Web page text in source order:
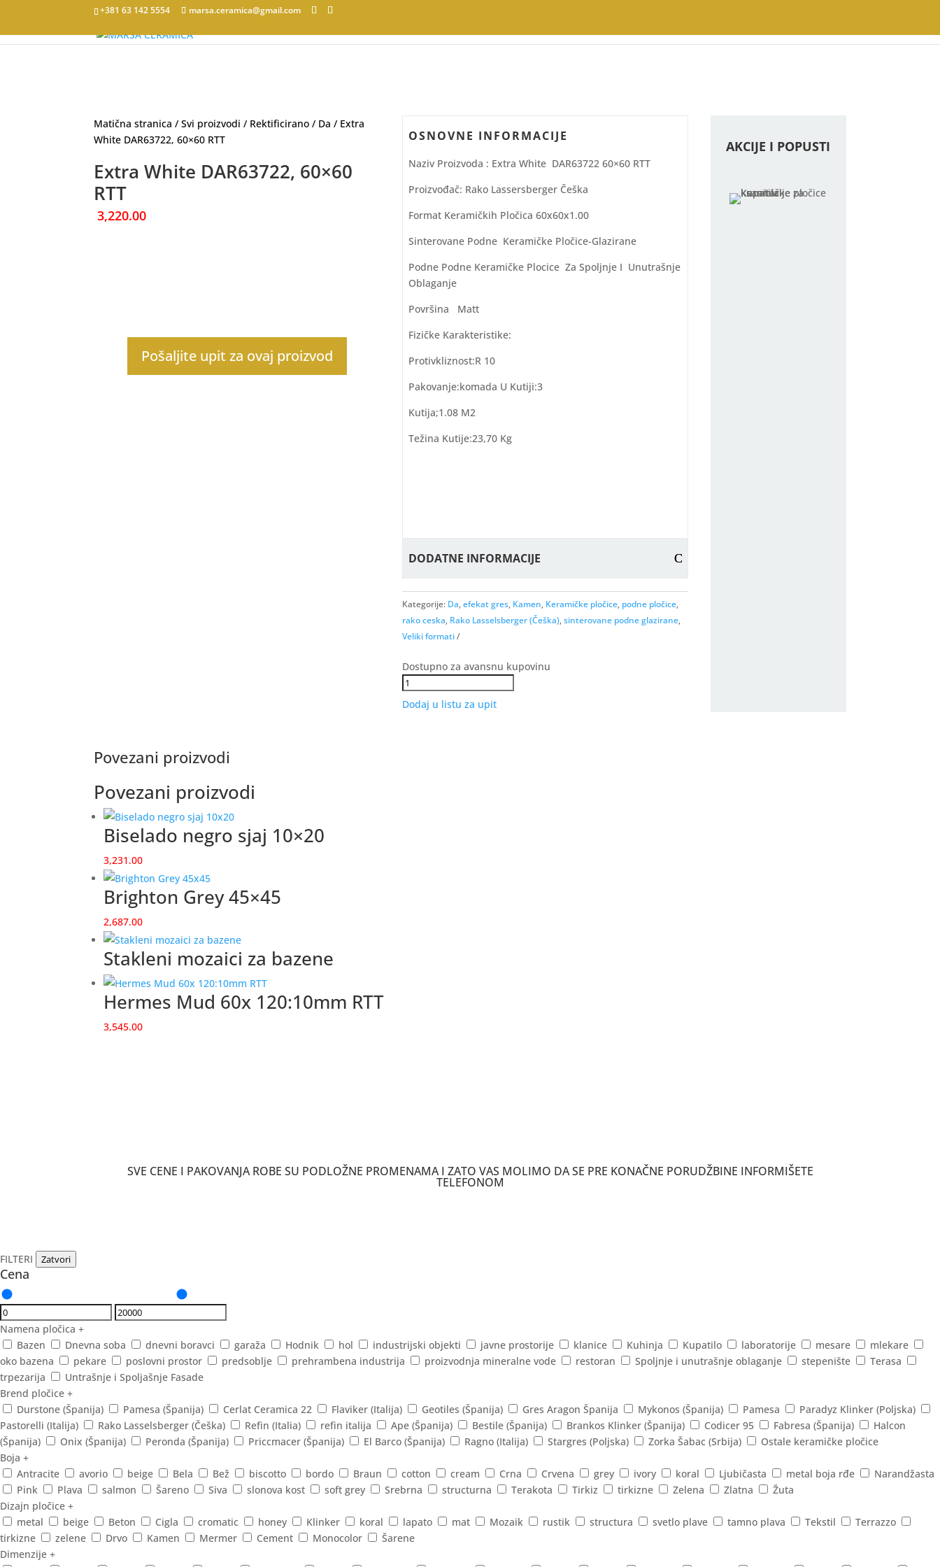
+381 63 142 5554 marsa.ceramica@gmail.com
Matična stranica /Svi proizvodi / Rektificirano / Da / Extra
White DAR63722, 60×60 RTT
Extra White DAR63722, 60×60
RTT
3,220.00
Pošaljite upit za ovaj proizvod
OSNOVNE INFORMACIJE
Naziv Proizvoda : Extra White DAR63722 60×60 RTT
Proizvođač: Rako Lassersberger Češka
Format Keramičkih Pločica 60x60x1.00
Sinterovane Podne Keramičke Pločice-Glazirane
Podne Podne Keramičke Plocice Za Spoljnje I Unutrašnje
Oblaganje
Površina Matt
Fizičke Karakteristike:
Protivkliznost:R 10
Pakovanje:komada U Kutiji:3
Kutija;1.08 M2
Težina Kutije:23,70 Kg
DODATNE INFORMACIJE
Kategorije: Da,efekat gres, Kamen, Keramičke pločice, podne pločice,
rako ceska, Rako Lasselsberger (Češka),sinterovane podne glazirane,
Veliki formati
Dostupno za avansnu kupovinu
Extra
White
DAR63722,
Dodaj u listu za upit
AKCIJE I POPUSTI
Povezani proizvodi
Povezani proizvodi
Biselado negro sjaj 10×20
3,231.00
Brighton Grey 45×45
2,687.00
Stakleni mozaici za bazene
Hermes Mud 60x 120:10mm RTT
3,545.00
SVE CENE I PAKOVANJA ROBE SU PODLOŽNE PROMENAMA I ZATO VAS MOLIMO DA SE PRE KONAČNE PORUDŽBINE INFORMIŠETE
TELEFONOM
FILTERI Zatvori
Cena
Namena pločica +
Bazen
Dnevna soba dnevni boravci garaža Hodnik hol industrijski objekti javne prostorije klanice Kuhinja Kupatilo laboratorije mesare
mlekare
oko bazena
pekare poslovni prostor predsoblje prehrambena industrija proizvodnja mineralne vode restoran Spoljnje i unutrašnje oblaganje stepenište
Terasa
trpezarija
Untrašnje i Spoljašnje Fasade
Brend pločice +
Durstone (Španija)
Pamesa (Španija) Cerlat Ceramica 22 Flaviker (Italija) Geotiles (Španija) Gres Aragon Španija Mykonos (Španija) Pamesa
Paradyz Klinker (Poljska)
Pastorelli (Italija)
Rako Lasselsberger (Češka) Refin (Italia) refin italija Ape (Španija) Bestile (Španija) Brankos Klinker (Španija) Codicer 95 Fabresa (Španija)
Halcon
(Španija)
Onix (Španija) Peronda (Španija) Priccmacer (Španija) El Barco (Španija) Ragno (Italija) Stargres (Poljska) Zorka Šabac (Srbija)
Ostale keramičke pločice
Boja +
Antracite
avorio beige Bela Bež biscotto bordo Braun cotton cream Crna Crvena grey ivory koral Ljubičasta metal boja rđe
Narandžasta
Pink
Plava salmon Šareno Siva slonova kost soft grey Srebrna structurna Terakota Tirkiz tirkizne Zelena Zlatna
Žuta
Dizajn pločice +
metal
beige Beton Cigla cromatic honey Klinker koral lapato mat Mozaik rustik structura svetlo plave tamno plava Tekstil
Terrazzo
tirkizne
zelene Drvo Kamen Mermer Cement Monocolor
Šarene
Dimenzije +